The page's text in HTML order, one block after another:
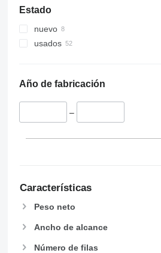
Estado
nuevo
usados
Año de fabricación
–
Características
Peso neto
Ancho de alcance
Número de filas